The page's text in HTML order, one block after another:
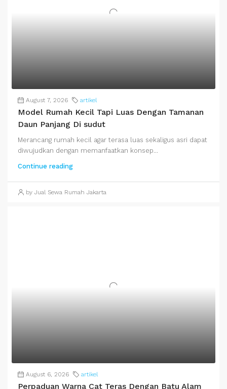
August 7, 2026 artikel
Model Rumah Kecil Tapi Luas Dengan Tamanan
Daun Panjang Di sudut
Merancang rumah kecil agar terasa luas sekaligus asri dapat
diwujudkan dengan memanfaatkan konsep...
Continue reading
by Jual Sewa Rumah Jakarta
August 6, 2026 artikel
Perpaduan Warna Cat Teras Dengan Batu Alam